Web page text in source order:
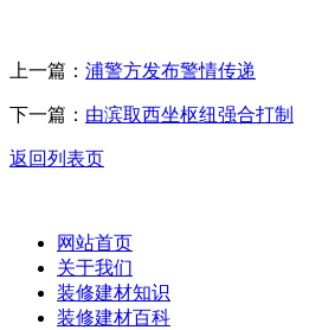
上一篇： 浦警方发布警情传递
下一篇： 由滨取西坐枢纽强合打制
返回列表页
网站首页
关于我们
装修建材知识
装修建材百科